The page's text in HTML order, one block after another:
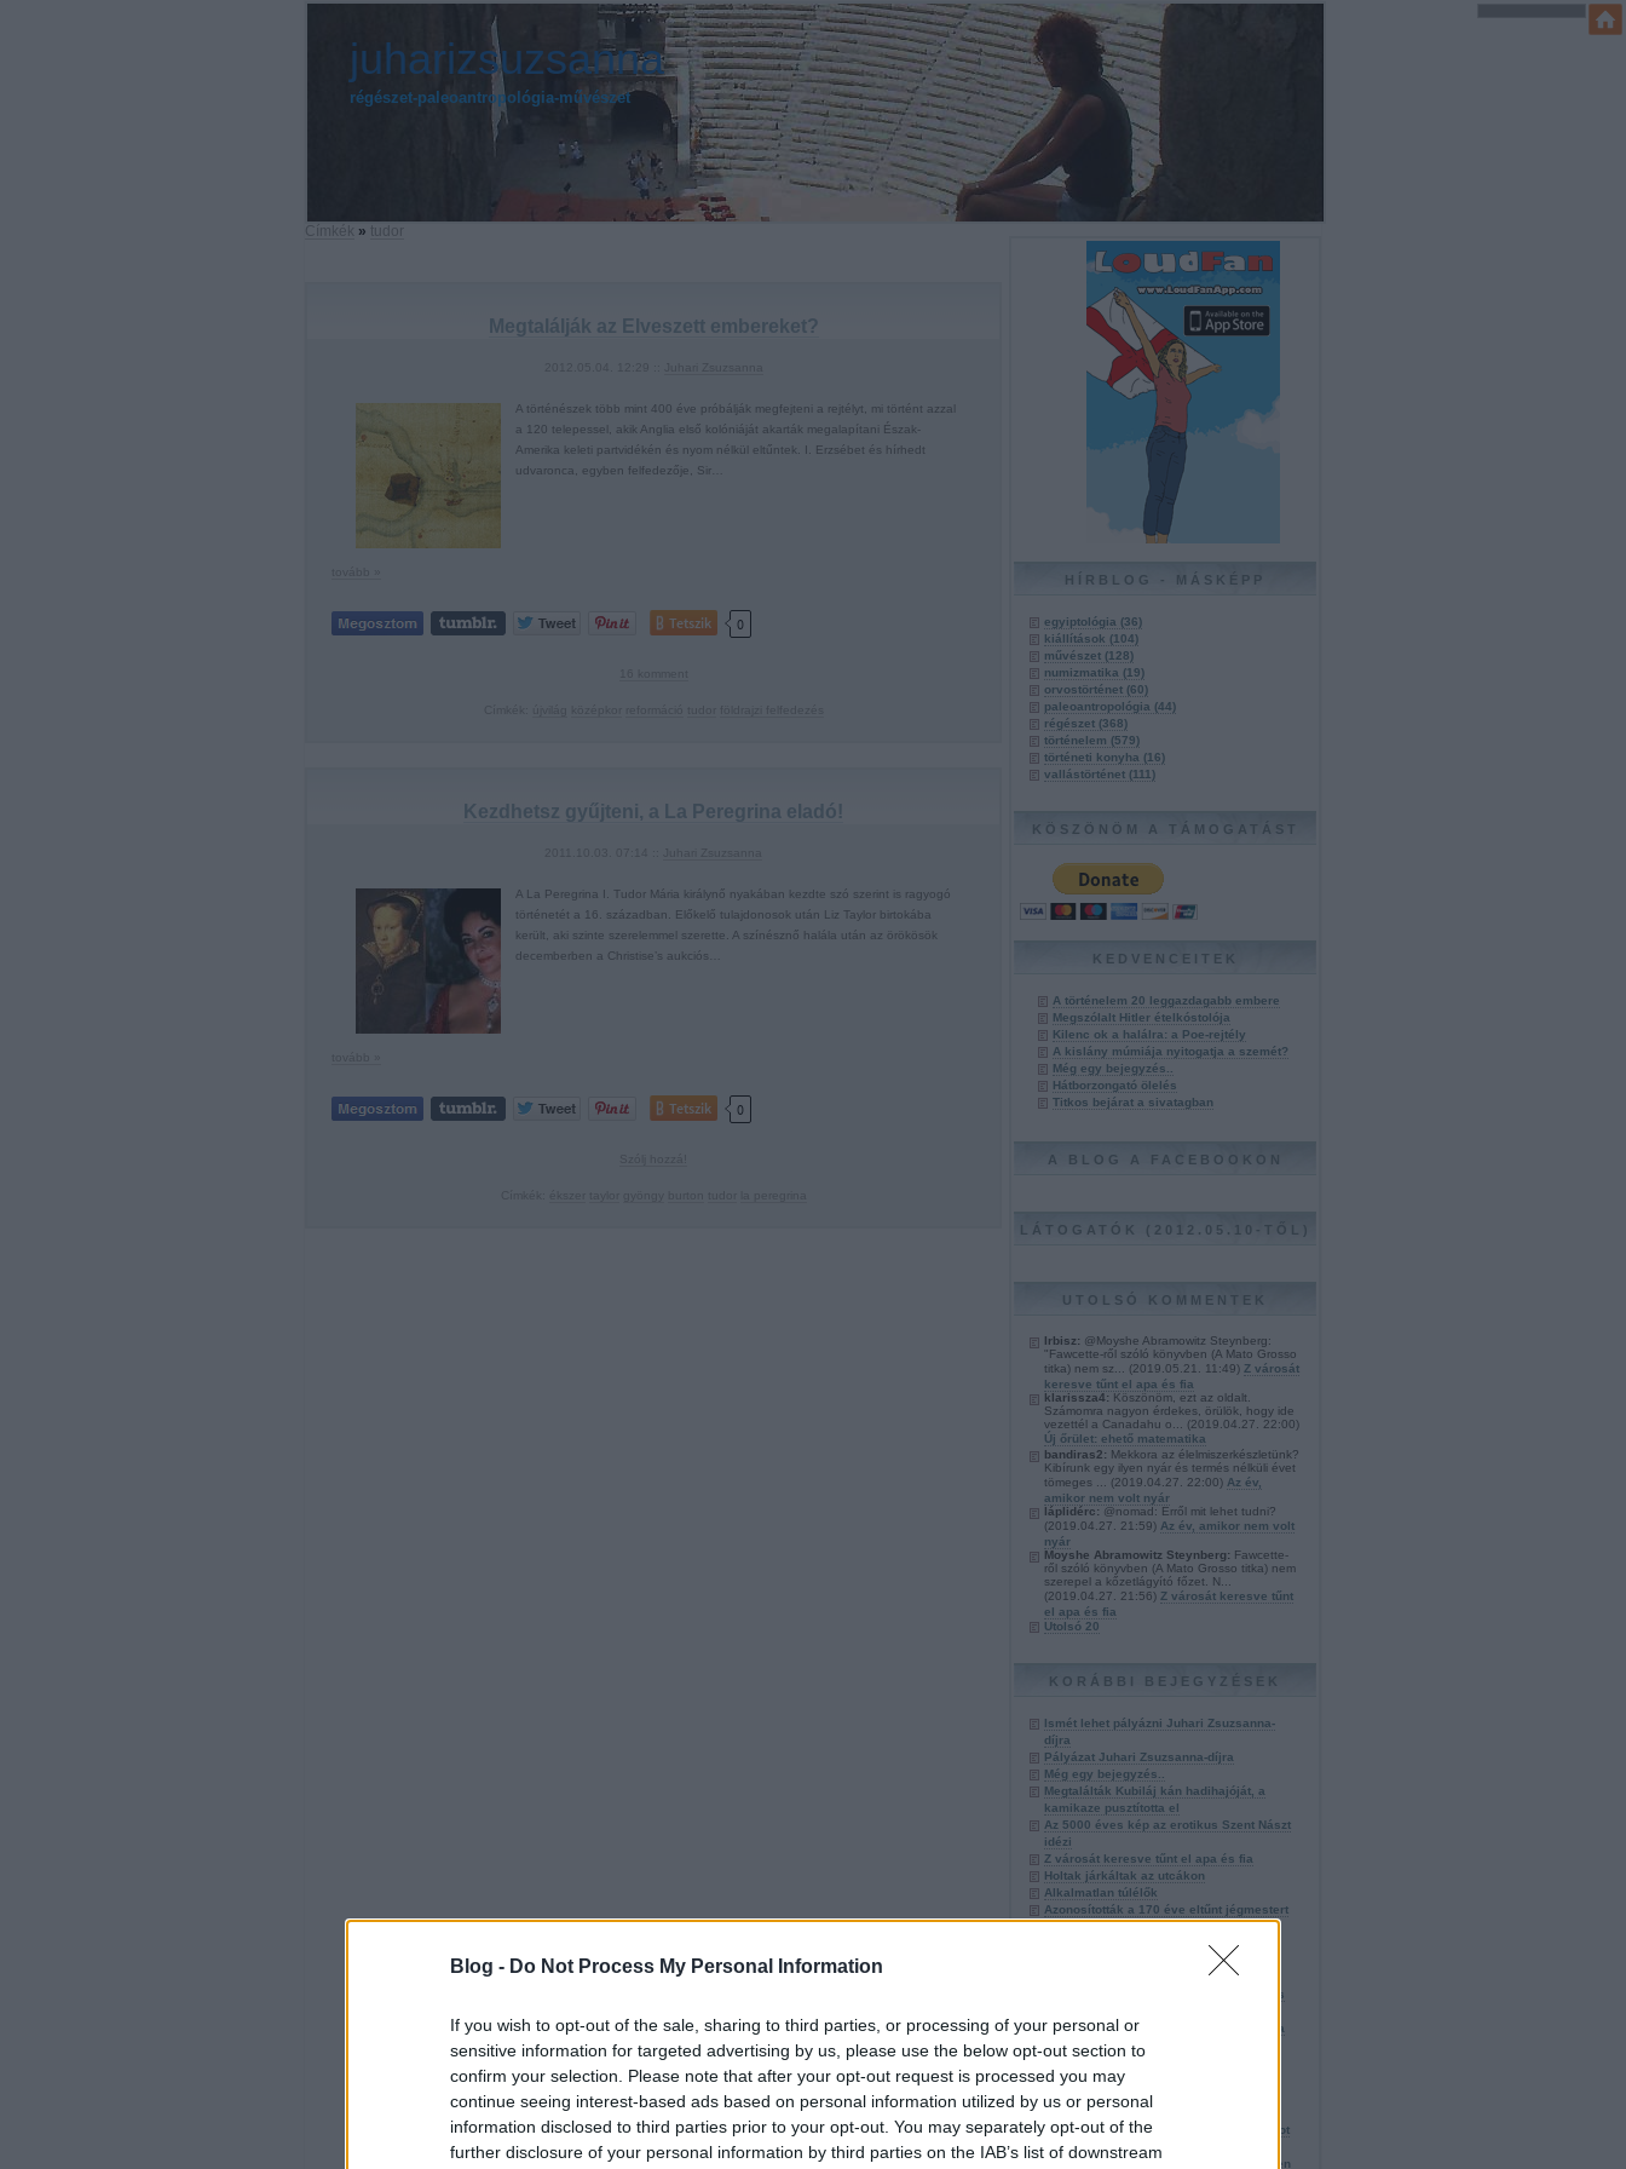
Blog - Do Not Process My Personal Information
If you wish to opt-out of the sale, sharing to third parties, or processing of your personal or
sensitive information for targeted advertising by us, please use the below opt-out section to
confirm your selection. Please note that after your opt-out request is processed you may
continue seeing interest-based ads based on personal information utilized by us or personal
information disclosed to third parties prior to your opt-out. You may separately opt-out of the
further disclosure of your personal information by third parties on the IAB’s list of downstream
juharizsuzsanna
régészet-paleoantropológia-művészet
HÍRBLOG - MÁSKÉPP
egyiptológia (36)
kiállítások (104)
művészet (128)
numizmatika (19)
orvostörténet (60)
paleoantropológia (44)
régészet (368)
történelem (579)
történeti konyha (16)
vallástörténet (111)
KÖSZÖNÖM A TÁMOGATÁST
KEDVENCEITEK
A történelem 20 leggazdagabb embere
Megszólalt Hitler ételkóstolója
Kilenc ok a halálra: a Poe-rejtély
A kislány múmiája nyitogatja a szemét?
Még egy bejegyzés..
Hátborzongató ölelés
Titkos bejárat a sivatagban
A BLOG A FACEBOOKON
LÁTOGATÓK (2012.05.10-TŐL)
UTOLSÓ KOMMENTEK
Irbisz: @Moyshe Abramowitz Steynberg:
"Fawcette-ről szóló könyvben (A Mato Grosso
titka) nem sz... (2019.05.21. 11:49) Z városát
keresve tűnt el apa és fia
klarissza4: Köszönöm, ezt az oldalt.
Számomra nagyon érdekes, örülök, hogy ide
vezettél a Canadahu o... (2019.04.27. 22:00)
Új őrület: ehető matematika
bandiras2: Mekkora az élelmiszerkészletünk?
Kibírunk egy ilyen nyár és termés nélküli évet
tömeges ... (2019.04.27. 22:00) Az év,
amikor nem volt nyár
láplidérc: @nomad: Erről mit lehet tudni?
(2019.04.27. 21:59) Az év, amikor nem volt
nyár
Moyshe Abramowitz Steynberg: Fawcette-
ről szóló könyvben (A Mato Grosso titka) nem
szerepel a kőzetlágyító főzet. N...
(2019.04.27. 21:56) Z városát keresve tűnt
el apa és fia
Utolsó 20
KORÁBBI BEJEGYZÉSEK
Ismét lehet pályázni Juhari Zsuzsanna-
díjra
Pályázat Juhari Zsuzsanna-díjra
Még egy bejegyzés..
Megtalálták Kubiláj kán hadihajóját, a
kamikaze pusztította el
Az 5000 éves kép az erotikus Szent Nászt
idézi
Z városát keresve tűnt el apa és fia
Holtak járkáltak az utcákon
Alkalmatlan túlélők
Azonosították a 170 éve eltűnt jégmestert
Napóleon Amerikába akart emigrálni
Újabb Gulág-üzenet: reméljük, már nincs
Az unokatestvér lehetett az igazi Ophelia
Áldozat és gyilkosa nem a mi fajunkhoz
Az apácát arccal lefelé temették el
A Conan Doyle-ügy: a valódi gyilkos
ismeretlen
Nem ember készítette az első szerszámot
Megtalálták Hitler lépegető lovait
Az Ezüstflotta egyik hajója van a mélyben
Címkék » tudor
Megtalálják az Elveszett embereket?
A történészek több mint 400 éve próbálják megfejteni a rejtélyt, mi történt azzal
a 120 telepessel, akik Anglia első kolóniáját akarták megalapítani Észak-
Amerika keleti partvidékén és nyom nélkül eltűntek. I. Erzsébet és hírhedt
udvaronca, egyben felfedezője, Sir…
Tetszik 0
Kezdhetsz gyűjteni, a La Peregrina eladó!
A La Peregrina I. Tudor Mária királynő nyakában kezdte szó szerint is ragyogó
történetét a 16. században. Előkelő tulajdonosok után Liz Taylor birtokába
került, aki szinte szerelemmel szerette. A színésznő halála után az örökösök
decemberben a Christise’s aukciós…
Tetszik 0